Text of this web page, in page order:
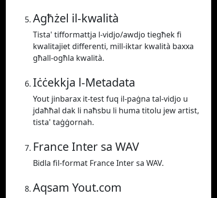
Agħżel il-kwalità
Tista' tifformattja l-vidjo/awdjo tiegħek fi
kwalitajiet differenti, mill-iktar kwalità baxxa
għall-ogħla kwalità.
Iċċekkja l-Metadata
Yout jinbarax it-test fuq il-paġna tal-vidjo u
jdaħħal dak li naħsbu li huma titolu jew artist,
tista' taġġornah.
France Inter sa WAV
Bidla fil-format France Inter sa WAV.
Aqsam Yout.com